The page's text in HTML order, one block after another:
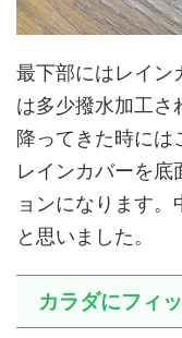
最下部にはレイン
は多少撥水加工さ
降ってきた時には
レインカバーを底
ョンになります
と思いました。
カラダにフィ